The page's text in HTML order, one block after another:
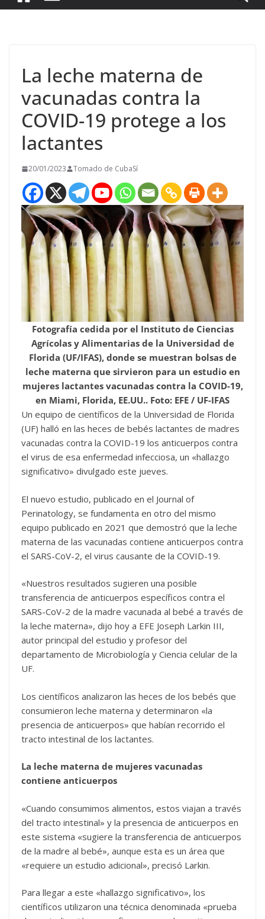
La leche materna de
vacunadas contra la
COVID-19 protege a los
lactantes
20/01/2023 Tomado de CubaSí
Fotografía cedida por el Instituto de Ciencias
Agrícolas y Alimentarias de la Universidad de
Florida (UF/IFAS), donde se muestran bolsas de
leche materna que sirvieron para un estudio en
mujeres lactantes vacunadas contra la COVID-19,
en Miami, Florida, EE.UU.. Foto: EFE / UF-IFAS
Un equipo de científicos de la Universidad de Florida
(UF) halló en las heces de bebés lactantes de madres
vacunadas contra la COVID-19 los anticuerpos contra
el virus de esa enfermedad infecciosa, un «hallazgo
significativo» divulgado este jueves.
El nuevo estudio, publicado en el Journal of
Perinatology, se fundamenta en otro del mismo
equipo publicado en 2021 que demostró que la leche
materna de las vacunadas contiene anticuerpos contra
el SARS-CoV-2, el virus causante de la COVID-19.
«Nuestros resultados sugieren una posible
transferencia de anticuerpos específicos contra el
SARS-CoV-2 de la madre vacunada al bebé a través de
la leche materna», dijo hoy a EFE Joseph Larkin III,
autor principal del estudio y profesor del
departamento de Microbiología y Ciencia celular de la
UF.
Los científicos analizaron las heces de los bebés que
consumieron leche materna y determinaron «la
presencia de anticuerpos» que habían recorrido el
tracto intestinal de los lactantes.
La leche materna de mujeres vacunadas
contiene anticuerpos
«Cuando consumimos alimentos, estos viajan a través
del tracto intestinal» y la presencia de anticuerpos en
este sistema «sugiere la transferencia de anticuerpos
de la madre al bebé», aunque esta es un área que
«requiere un estudio adicional», precisó Larkin.
Para llegar a este «hallazgo significativo», los
científicos utilizaron una técnica denominada «prueba